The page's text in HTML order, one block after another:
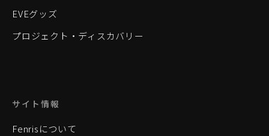
EVEグッズ
プロジェクト・ディスカバリー
サイト情報
Fenrisについて